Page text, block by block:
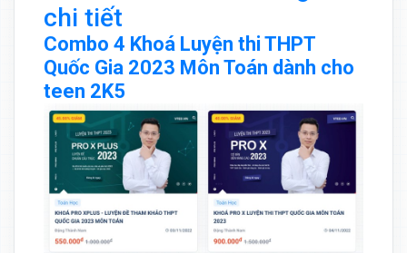
chi tiết
Combo 4 Khoá Luyện thi THPT
Quốc Gia 2023 Môn Toán dành cho
teen 2K5